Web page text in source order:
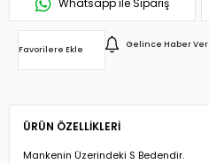
Whatsapp ile Sipariş
Favorilere Ekle
Gelince Haber Ver
ÜRÜN ÖZELLIKLERI
Mankenin Üzerindeki S Bedendir.